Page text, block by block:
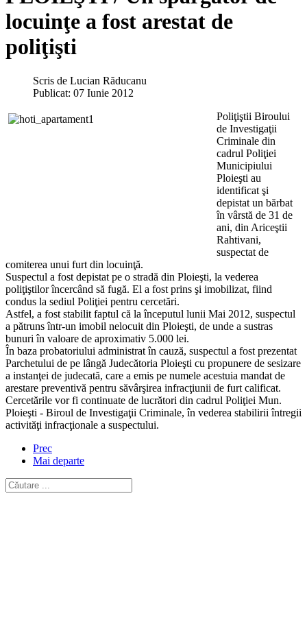
locuinţe a fost arestat de
poliţişti
Scris de Lucian Răducanu
Publicat: 07 Iunie 2012
Poliţiştii Biroului
de Investigaţii
Criminale din
cadrul Poliţiei
Municipiului
Ploieşti au
identificat şi
depistat un bărbat
în vârstă de 31 de
ani, din Ariceştii
Rahtivani,
suspectat de
comiterea unui furt din locuinţă.
Suspectul a fost depistat pe o stradă din Ploieşti, la vederea
poliţiştilor încercând să fugă. El a fost prins şi imobilizat, fiind
condus la sediul Poliţiei pentru cercetări.
Astfel, a fost stabilit faptul că la începutul lunii Mai 2012, suspectul
a pătruns într-un imobil nelocuit din Ploieşti, de unde a sustras
bunuri în valoare de aproximativ 5.000 lei.
În baza probatoriului administrat în cauză, suspectul a fost prezentat
Parchetului de pe lângă Judecătoria Ploieşti cu propunere de sesizare
a instanţei de judecată, care a emis pe numele acestuia mandat de
arestare preventivă pentru săvârşirea infracţiunii de furt calificat.
Cercetările vor fi continuate de lucrători din cadrul Poliţiei Mun.
Ploieşti - Biroul de Investigaţii Criminale, în vederea stabilirii întregii
activităţi infracţionale a suspectului.
Prec
Mai departe